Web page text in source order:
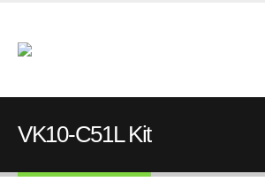
VK10-C51L Kit